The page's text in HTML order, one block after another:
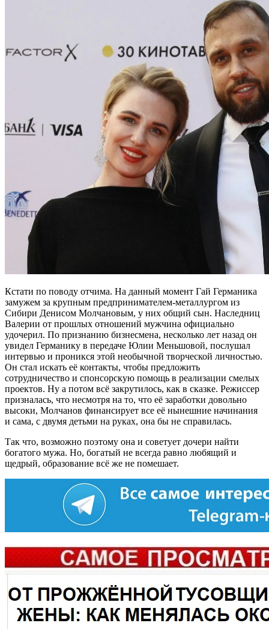
Кстати по поводу отчима. На данный момент Гай Германика
замужем за крупным предпринимателем-металлургом из
Сибири Денисом Молчановым, у них общий сын. Наследниц
Валерии от прошлых отношений мужчина официально
удочерил. По признанию бизнесмена, несколько лет назад он
увидел Германику в передаче Юлии Меньшовой, послушал
интервью и проникся этой необычной творческой личностью.
Он стал искать её контакты, чтобы предложить
сотрудничество и спонсорскую помощь в реализации смелых
проектов. Ну а потом всё закрутилось, как в сказке. Режиссер
призналась, что несмотря на то, что её заработки довольно
высоки, Молчанов финансирует все её нынешние начинания
и сама, с двумя детьми на руках, она бы не справилась.
Так что, возможно поэтому она и советует дочери найти
богатого мужа. Но, богатый не всегда равно любящий и
щедрый, образование всё же не помешает.